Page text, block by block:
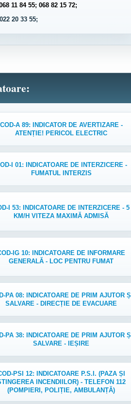
11 84 55; 068 82 15 72;
022 20 33 55;
COD-A 89: INDICATOR DE AVERTIZARE -
ATENȚIE! PERICOL ELECTRIC
I 01: INDICATOARE DE INTERZICERE -
FUMATUL INTERZIS
I 53: INDICATOARE DE INTERZICERE - 5
KM/H VITEZA MAXIMĂ ADMISĂ
IG 10: INDICATOARE DE INFORMARE
GENERALĂ - LOC PENTRU FUMAT
PA 08: INDICATOARE DE PRIM AJUTOR ȘI
SALVARE - DIRECȚIE DE EVACUARE
PA 38: INDICATOARE DE PRIM AJUTOR ȘI
SALVARE - IEȘIRE
PSI 12: INDICATOARE P.S.I. (PAZA ȘI
INCENDIILOR) - TELEFON 112
(POMPIERI, POLIȚIE, AMBULANȚĂ)